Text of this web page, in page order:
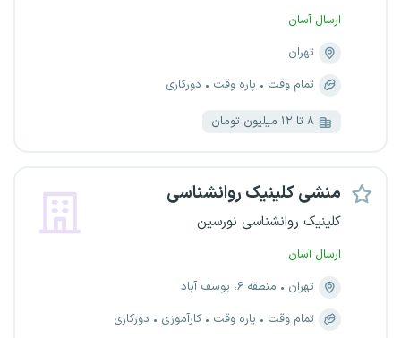
ارسال آسان
تهران
تمام وقت
پاره وقت دورکاری
۸ تا ۱۲ میلیون تومان
منشی کلینیک روانشناسی
کلینیک روانشناسی نورسین
ارسال آسان
تهران
منطقه ۶، یوسف آباد
تمام وقت
پاره وقت کارآموزی دورکاری